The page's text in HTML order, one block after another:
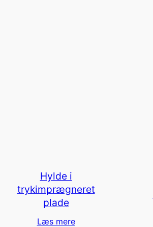
Hylde i
trykimprægneret
plade
Læs mere